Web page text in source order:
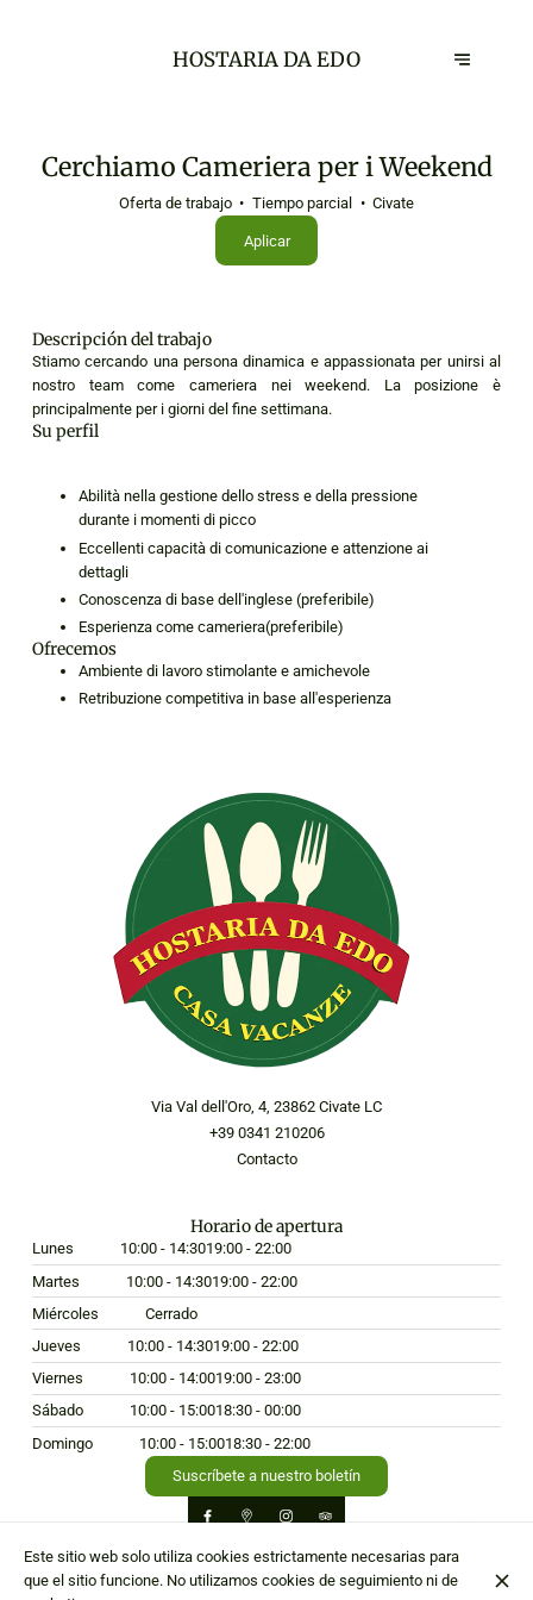
HOSTARIA DA EDO
Cerchiamo Cameriera per i Weekend
Oferta de trabajo Tiempo parcial Civate
Aplicar
Descripción del trabajo
Stiamo cercando una persona dinamica e appassionata per unirsi al
nostro team come cameriera nei weekend. La posizione è
principalmente per i giorni del fine settimana.
Su perfil
Abilità nella gestione dello stress e della pressione
durante i momenti di picco
Eccellenti capacità di comunicazione e attenzione ai
dettagli
Conoscenza di base dell'inglese (preferibile)
Esperienza come cameriera(preferibile)
Ofrecemos
Ambiente di lavoro stimolante e amichevole
Retribuzione competitiva in base all'esperienza
Via Val dell'Oro, 4, 23862 Civate LC
+39 0341 210206
Contacto
Horario de apertura
Lunes 10:00 - 14:3019:00 - 22:00
Martes
10:00 - 14:3019:00 - 22:00
Miércoles
Cerrado
Jueves
10:00 - 14:3019:00 - 22:00
Viernes
10:00 - 14:0019:00 - 23:00
Sábado
10:00 - 15:0018:30 - 00:00
Domingo
10:00 - 15:0018:30 - 22:00
Suscríbete a nuestro boletín
© Hostaria da Edo 2026
Este sitio web solo utiliza cookies estrictamente necesarias para
que el sitio funcione. No utilizamos cookies de seguimiento ni de